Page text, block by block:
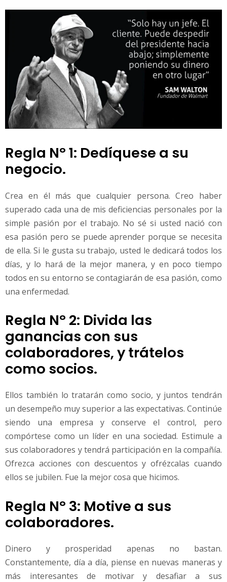
Regla Nº 1: Dedíquese a su
negocio.
Crea en él más que cualquier persona. Creo haber
superado cada una de mis deficiencias personales por la
simple pasión por el trabajo. No sé si usted nació con
esa pasión pero se puede aprender porque se necesita
de ella. Si le gusta su trabajo, usted le dedicará todos los
días, y lo hará de la mejor manera, y en poco tiempo
todos en su entorno se contagiarán de esa pasión, como
una enfermedad.
Regla Nº 2: Divida las
ganancias con sus
colaboradores, y trátelos
como socios.
Ellos también lo tratarán como socio, y juntos tendrán
un desempeño muy superior a las expectativas. Continúe
siendo una empresa y conserve el control, pero
compórtese como un líder en una sociedad. Estimule a
sus colaboradores y tendrá participación en la compañía.
Ofrezca acciones con descuentos y ofrézcalas cuando
ellos se jubilen. Fue la mejor cosa que hicimos.
Regla Nº 3: Motive a sus
colaboradores.
Dinero y prosperidad apenas no bastan.
Constantemente, día a día, piense en nuevas maneras y
más interesantes de motivar y desafiar a sus